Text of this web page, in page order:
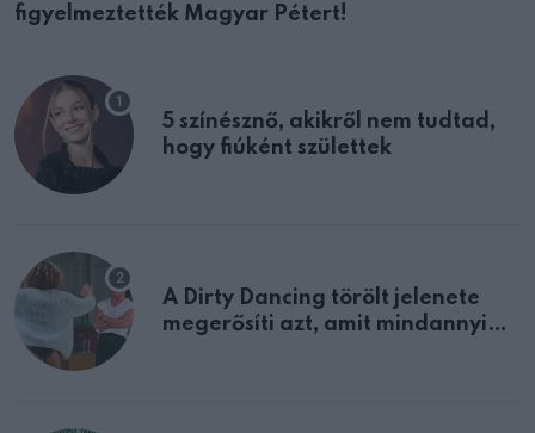
figyelmeztették Magyar Pétert!
5 színésznő, akikről nem tudtad,
hogy fiúként születtek
A Dirty Dancing törölt jelenete
megerősíti azt, amit mindannyian